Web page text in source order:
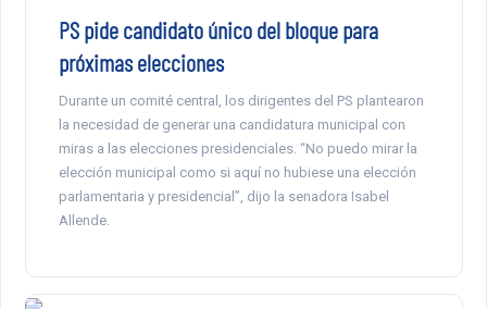
PS pide candidato único del bloque para
próximas elecciones
Durante un comité central, los dirigentes del PS plantearon
la necesidad de generar una candidatura municipal con
miras a las elecciones presidenciales. “No puedo mirar la
elección municipal como si aquí no hubiese una elección
parlamentaria y presidencial”, dijo la senadora Isabel
Allende.